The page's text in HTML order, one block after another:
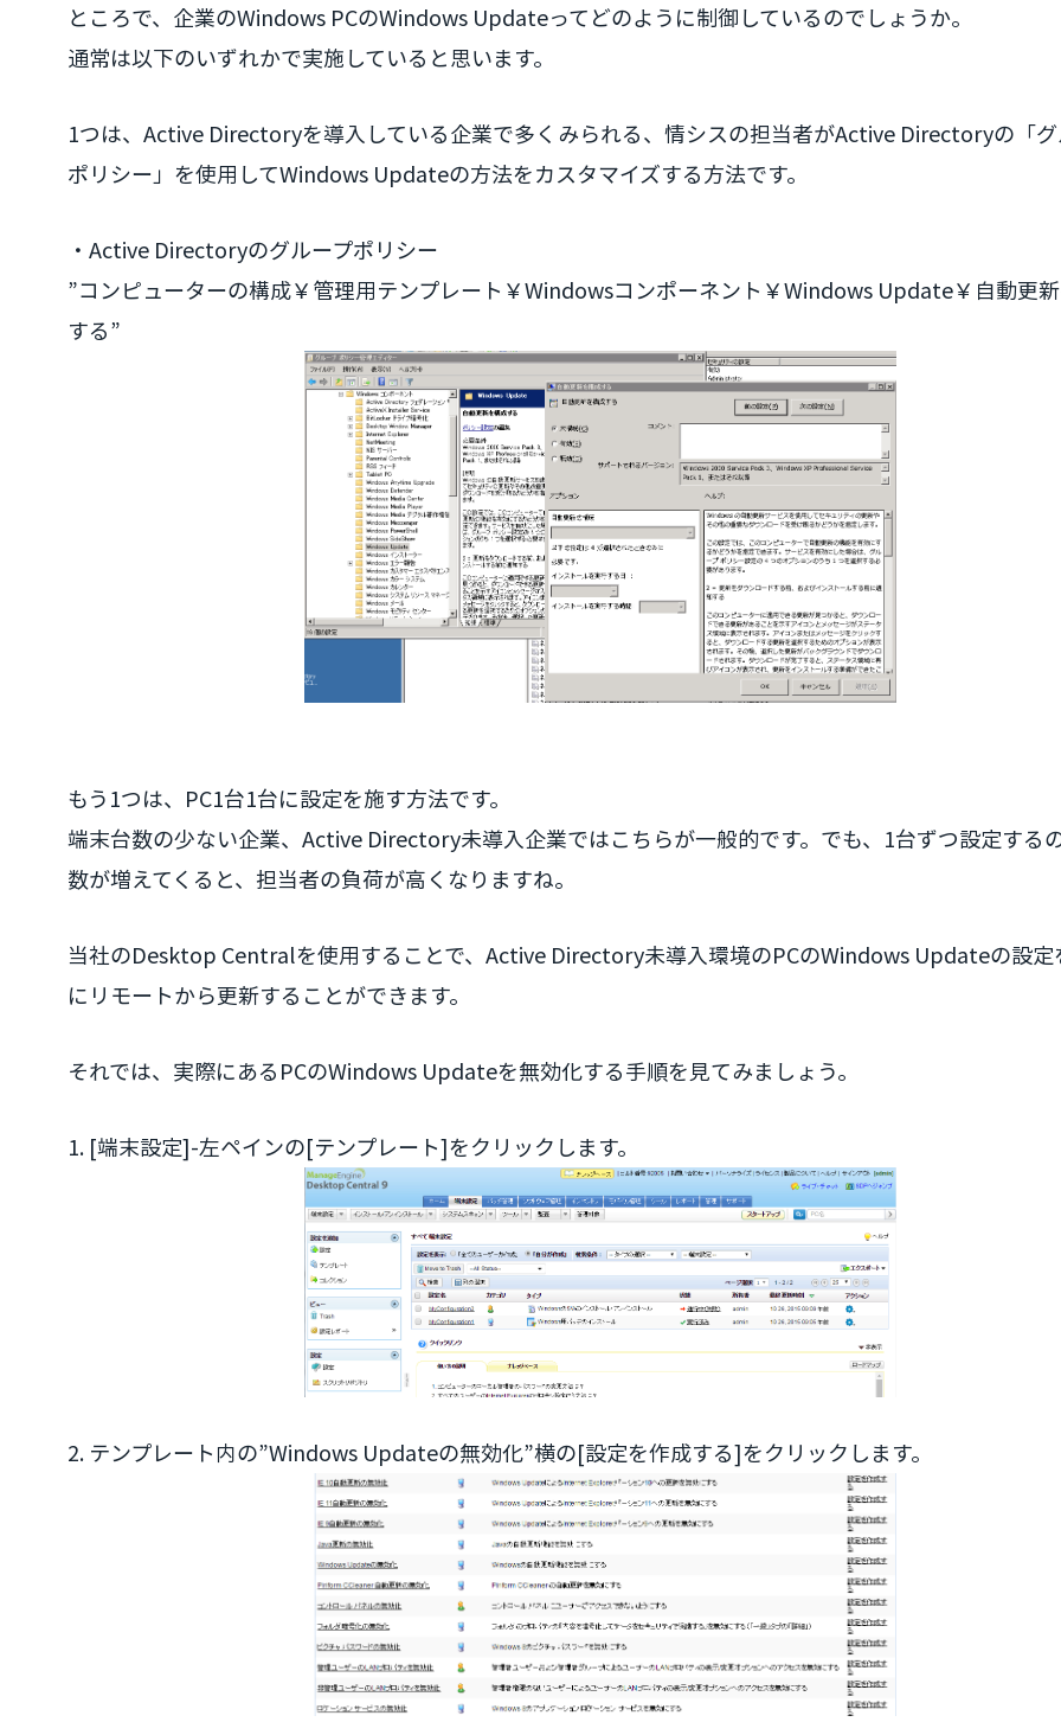
ところで、企業のWindows PCのWindows Updateってどのように制御しているのでしょうか。
通常は以下のいずれかで実施していると思います。
1つは、Active Directoryを導入している企業で多くみられる、情シスの担当者がActive Directoryの「
ポリシー」を使用してWindows Updateの方法をカスタマイズする方法です。
・Active Directoryのグループポリシー
”コンピューターの構成￥管理用テンプレート￥Windowsコンポーネント￥Windows Update￥自動更
する”
もう1つは、PC1台1台に設定を施す方法です。
端末台数の少ない企業、Active Directory未導入企業ではこちらが一般的です。でも、1台ずつ設定する
数が増えてくると、担当者の負荷が高くなりますね。
当社のDesktop Centralを使用することで、Active Directory未導入環境のPCのWindows Updateの設定
にリモートから更新することができます。
それでは、実際にあるPCのWindows Updateを無効化する手順を見てみましょう。
1. [端末設定]-左ペインの[テンプレート]をクリックします。
2. テンプレート内の”Windows Updateの無効化”横の[設定を作成する]をクリックします。